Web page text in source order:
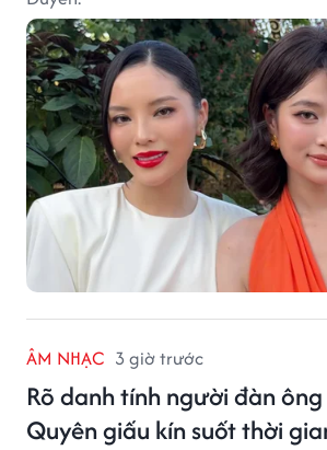
ÂM NHẠC 3 giờ trước
Rõ danh tính người đàn
Quyên giấu kín suốt thời